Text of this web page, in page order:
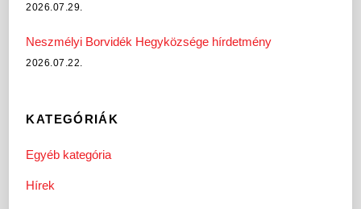
2026.07.29.
Neszmélyi Borvidék Hegyközsége hírdetmény
2026.07.22.
KATEGÓRIÁK
Egyéb kategória
Hírek